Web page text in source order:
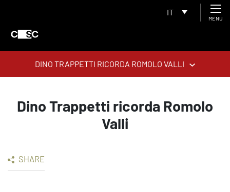
IT
MENU
DINO TRAPPETTI RICORDA ROMOLO VALLI
Dino Trappetti ricorda Romolo
Valli
SHARE